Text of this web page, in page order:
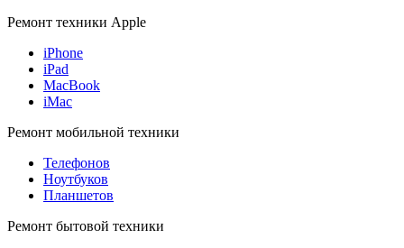
Ремонт техники Apple
iPhone
iPad
MacBook
iMac
Ремонт мобильной техники
Телефонов
Ноутбуков
Планшетов
Ремонт бытовой техники